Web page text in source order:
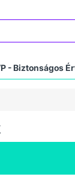
- Biztonságos